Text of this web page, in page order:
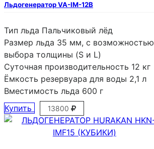
Льдогенератор VA-IM-12B
Тип льда Пальчиковый лёд
Размер льда 35 мм, с возможностью
выбора толщины (S и L)
Суточная производительность 12 кг
Ёмкость резервуара для воды 2,1 л
Вместимость льда 600 г
Купить
13800